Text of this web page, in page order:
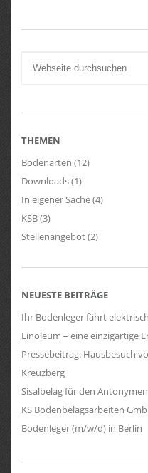
THEMEN
Bodenarten (12)
Downloads(1)
In eigener Sache(4)
KSB(3)
Stellenangebot(2)
NEUESTE BEITRÄGE
Ihr Bodenleger fährt elektrisch
Linoleum – eine einzigartige
Pressebeitrag: Hausbesuch
Kreuzberg
Sisalbelag für den
KS Bodenbelagsarbeiten
Bodenleger (m/w/d) in Berlin